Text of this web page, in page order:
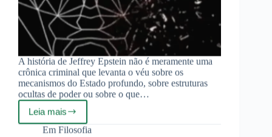
A história de Jeffrey Epstein não é meramente uma
crônica criminal que levanta o véu sobre os
mecanismos do Estado profundo, sobre estruturas
ocultas de poder ou sobre o que…
Leia mais
O
Arquipélago
Epstein:
Em Filosofia